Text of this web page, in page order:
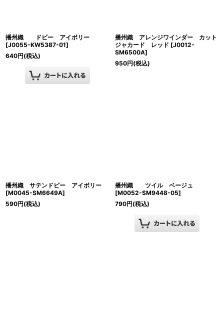
播州織 ドビー アイボリー
[J0055-KW5387-01]
640円(税込)
播州織 アレンジワインダー カット
ジャカード レッド [J0012-
SM6500A]
950円(税込)
播州織 サテンドビー アイボリー
[M0045-SM6649A]
590円(税込)
播州織 ツイル ベージュ
[M0052-SM9448-05]
790円(税込)